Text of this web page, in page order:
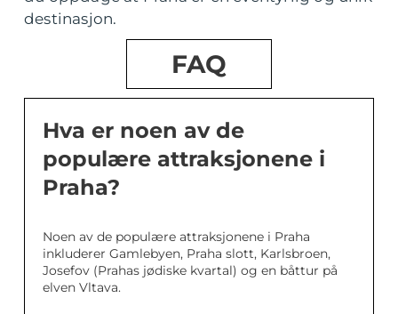
destinasjon.
FAQ
Hva er noen av de
populære attraksjonene i
Praha?
Noen av de populære attraksjonene i Praha
inkluderer Gamlebyen, Praha slott, Karlsbroen,
Josefov (Prahas jødiske kvartal) og en båttur på
elven Vltava.